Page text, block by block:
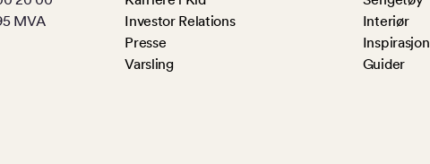
MVA
Investor Relations
Presse
Varsling
Interiør
Inspirasjon
Guider